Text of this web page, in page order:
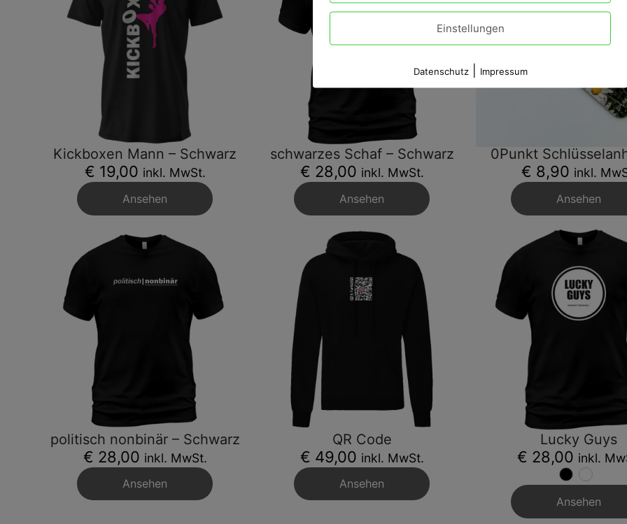
Kickboxen Mann – Schwarz
€ 19,00 inkl. MwSt.
Ansehen
schwarzes Schaf – Schwarz
€ 28,00 inkl. MwSt.
Ansehen
0Punkt
€ 8,90 inkl.
Ansehen
politisch nonbinär – Schwarz
€ 28,00 inkl. MwSt.
Ansehen
QR Code
€ 49,00 inkl. MwSt.
Ansehen
Lucky Guys
€ 28,00 inkl.
Ansehen
Einstellungen
Datenschutz| Impressum